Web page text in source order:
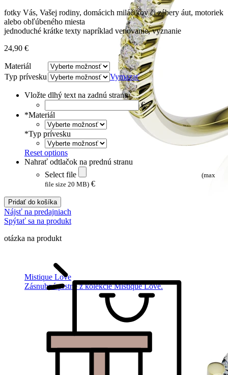
Mistique Love
Zásnubné prstne z kolekcie Mistique Love.
fotky Vás, Vašej rodiny, domácich miláčikov či zábery áut, motoriek
alebo obľúbeného miesta
jednoduché krátke texty napríklad venovanie, vyznanie
24,90 €
Materiál
Typ prívesku
Vymazať
Vložte dlhý text na zadnú stranu
€
*Materiál
*Typ prívesku
Reset options
Nahrať odtlačok na prednú stranu
Select file
(max
file size 20 MB) €
Pridať do košíka
Nájsť na predajniach
Spýtať sa na produkt
otázka na produkt